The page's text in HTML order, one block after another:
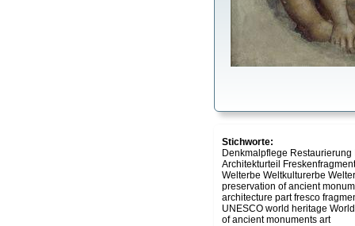
Stichworte:
Denkmalpflege
Architekturteil
Welterbe Weltkulturerbe
preservation of ancient
architecture part fresco
UNESCO world heritage
of ancient monuments art